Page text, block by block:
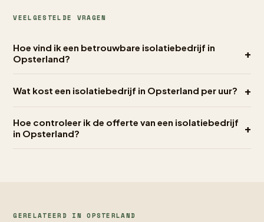
VEELGESTELDE VRAGEN
Hoe vind ik een betrouwbare isolatiebedrijf in
Opsterland?
+
Wat kost een isolatiebedrijf in Opsterland per uur? +
Hoe controleer ik de offerte van een isolatiebedrijf
in Opsterland?
+
GERELATEERD IN OPSTERLAND